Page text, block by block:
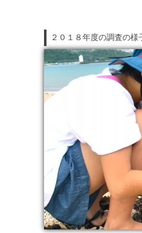
２０１８年度の調査の様